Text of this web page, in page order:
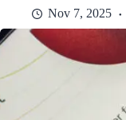
Nov 7, 2025